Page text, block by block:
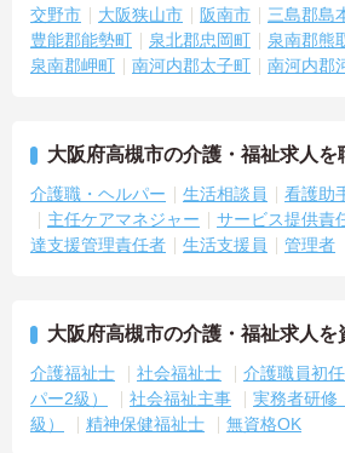
交野市
大阪狭山市 阪南市 三島郡島
豊能郡能勢町
泉北郡忠岡町 泉南郡熊
泉南郡岬町
南河内郡太子町 南河内郡
大阪府高槻市の介護・福祉求人を
介護職・ヘルパー 生活相談員 看護助
主任ケアマネジャー
サービス提供責
達支援管理責任者
生活支援員 管理者
大阪府高槻市の介護・福祉求人を
介護福祉士 社会福祉士
介護職員初
パー2級）
社会福祉主事
実務者研修
級）
精神保健福祉士 無資格OK